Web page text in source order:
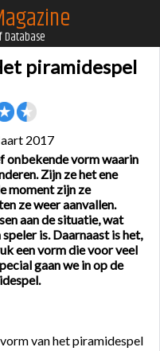
Database
piramidespel
2017
onbekende vorm waarin
Zijn ze het ene
moment zijn ze
ze weer aanvallen.
aan de situatie, wat
is. Daarnaast is het,
een vorm die voor veel
gaan we in op de
van het piramidespel